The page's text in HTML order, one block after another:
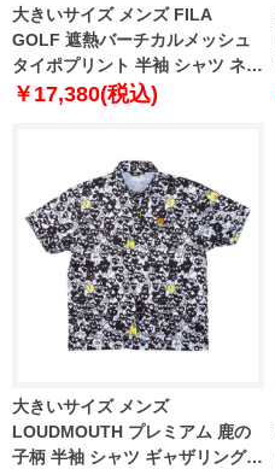
大きいサイズ メンズ FILA
GOLF 遮熱バーチカルメッシュ
タイポプリント 半袖 シャツ ネイ
ビー 1278-5222-2 3L 4L 5L 6L
￥17,380(税込)
大きいサイズ メンズ
LOUDMOUTH プレミアム 鹿の
子柄 半袖 シャツ ギャザリングオ